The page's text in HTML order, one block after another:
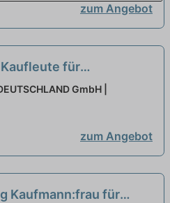
zum Angebot
für
(m/w/d) 2026
GmbH |
zum Angebot
Kaufmann:frau für